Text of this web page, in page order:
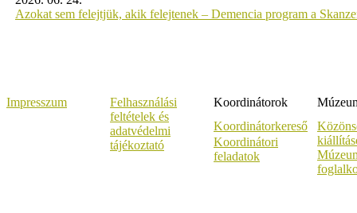
Azokat sem felejtjük, akik felejtenek – Demencia program a
Impresszum
Felhasználási
feltételek és
adatvédelmi
tájékoztató
Koordinátorok
Koordinátorkereső
Koordinátori
feladatok